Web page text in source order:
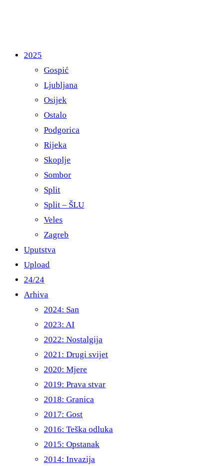
2025
Gospić
Ljubljana
Osijek
Ostalo
Podgorica
Rijeka
Skoplje
Sombor
Split
Split – ŠLU
Veles
Zagreb
Uputstva
Upload
24/24
Arhiva
2024: San
2023: AI
2022: Nostalgija
2021: Drugi svijet
2020: Mjere
2019: Prava stvar
2018: Granica
2017: Gost
2016: Teška odluka
2015: Opstanak
2014: Invazija